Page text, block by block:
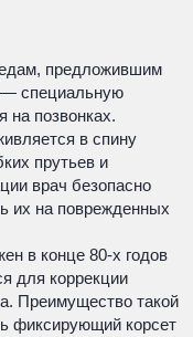
предложившим
— специальную
на позвонках.
в спину
прутьев и
врач безопасно
их на поврежденных
в конце 80-х годов
для коррекции
Преимущество такой
фиксирующий корсет